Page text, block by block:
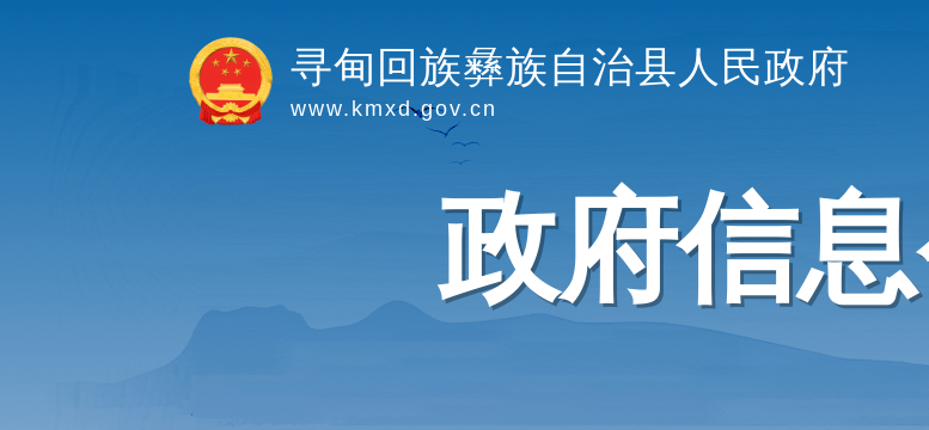
寻甸回族彝族自治县人民政府
www.kmxd.gov.cn
政府信